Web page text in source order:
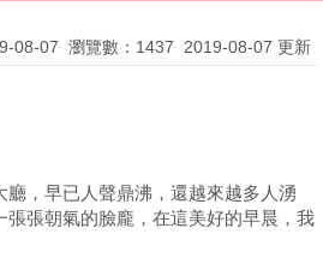
08-07 瀏覽數：1437 2019-08-07 更新
，早已人聲鼎沸，還越來越多人湧
張朝氣的臉龐，在這美好的早晨，我